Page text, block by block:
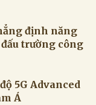
định năng
trường công
5G Advanced
Á